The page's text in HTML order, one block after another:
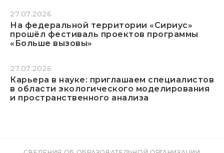
27.07.2026
На федеральной территории «Сириус»
прошёл фестиваль проектов программы
«Больше вызовы»
27.07.2026
Карьера в науке: приглашаем специалистов
в области экологического моделирования
и пространственного анализа